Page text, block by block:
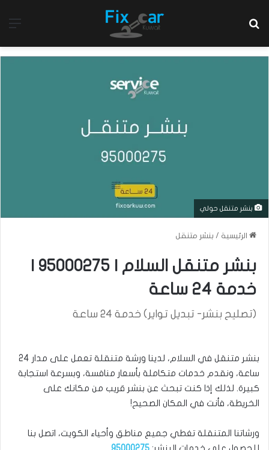
بنشر متنقل حولي
الرئيسية / بنشر متنقل
خدمة 24 ساعة
(تصليح بنشر- تبديل تواير) خدمة 24 ساعة
بنشر متنقل في السلام، لدينا ورشة متنقلة تعمل على مدار 24
ساعة، ونقدم خدمات متكاملة بأسعار منافسة، وبسرعة استجابة
كبيرة. لذلك إذا كنت تبحث عن بنشر قريب من مكانك على
الخريطة، فأنت في المكان الصحيح!
ورشاتنا المتنقلة تغطي جميع مناطق وأحياء الكويت، اتصل بنا
للحصول على خدمات البنشر: 95000275